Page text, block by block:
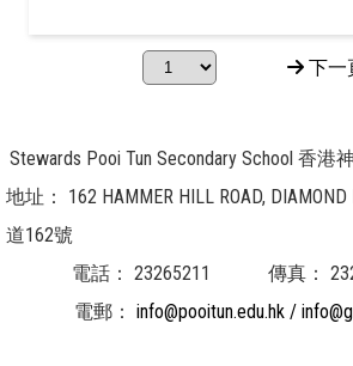
下一
Stewards Pooi Tun Secondary School 香港
地址：
162 HAMMER HILL ROAD,
道162號
電話： 23265211 傳真：
電郵： info@pooitun.edu.hk /